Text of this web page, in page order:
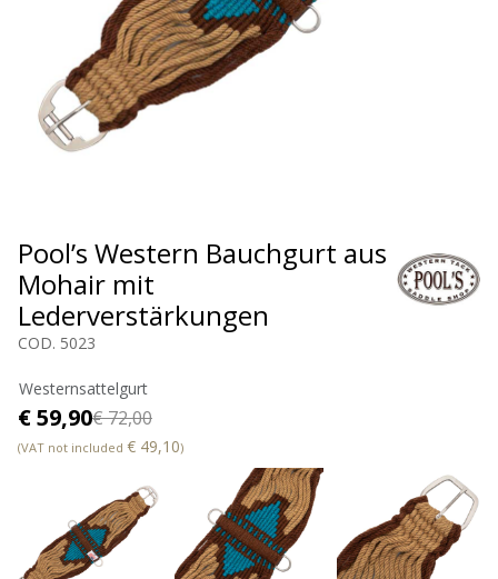
Pool’s Western Bauchgurt aus
Mohair mit
Lederverstärkungen
COD. 5023
Westernsattelgurt
€ 59,90€ 72,00
(VAT not included € 49,10)